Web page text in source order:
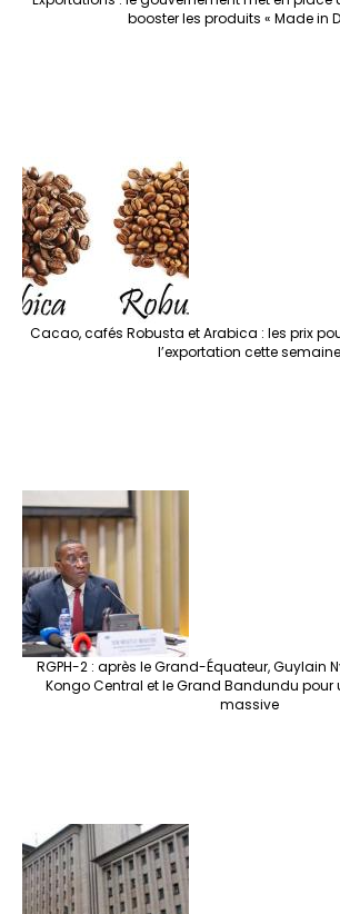
booster les produits « Made in
Cacao, cafés Robusta et Arabica : les prix
l’exportation cette semaine
RGPH-2 : après le Grand-Équateur, Guylain
Kongo Central et le Grand Bandundu
massive